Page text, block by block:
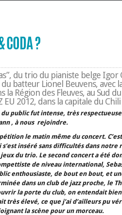
CODA ?
du trio du pianiste belge
batteur Lionel Beuvens, avec
la Région des Fleuves, au Sud
EU 2012, dans la capitale du Chili
public fut intense, très
, à nous rejoindre.
le matin même du concert.
s’est inséré sans difficultés dans
du trio. Le second concert a été
de niveau international,
enthousiaste, de bout en bout, et
dans un club de jazz proche, le
la porte du club, on entendait
très élevé, ce que j’ai d’ailleurs pu
la scène pour un morceau.